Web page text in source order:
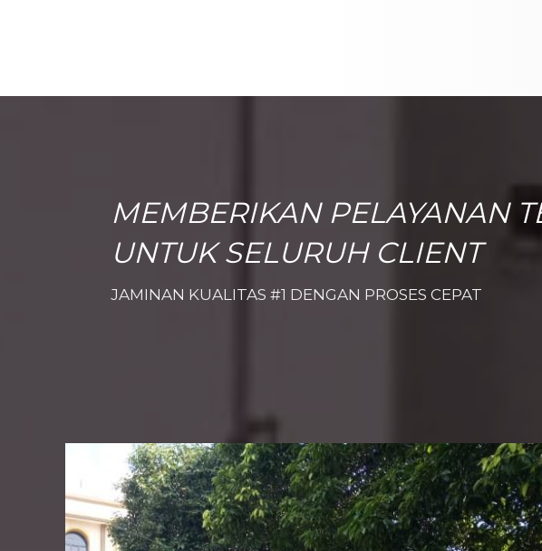
MEMBERIKAN PELAYANAN
UNTUK SELURUH CLIENT
JAMINAN KUALITAS #1 DENGAN PROSES CEPAT